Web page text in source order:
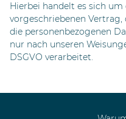
Hierbei handelt es sich
vorgeschriebenen Vertrag,
die personenbezogenen
nur nach unseren
DSGVO verarbeitet.